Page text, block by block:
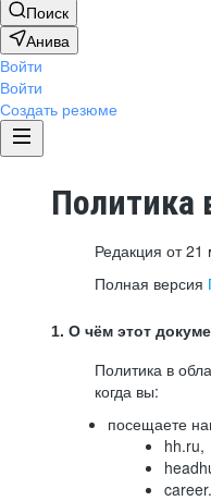
Поиск
Анива
Войти
Войти
Создать резюме
Политика
Редакция от
Полная версия
1. О чём этот
Политика в
когда вы:
посещаете
hh.ru,